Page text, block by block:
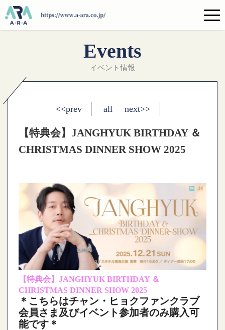
Events
イベント情報
<<prev all next>>
【特典会】JANGHYUK BIRTHDAY ＆
CHRISTMAS DINNER SHOW 2025
【特典会】JANGHYUK BIRTHDAY ＆
CHRISTMAS DINNER SHOW 2025
＊こちらはチャン・ヒョクファンクラブ
会員さま及びイベント参加者のみ購入可
能です＊